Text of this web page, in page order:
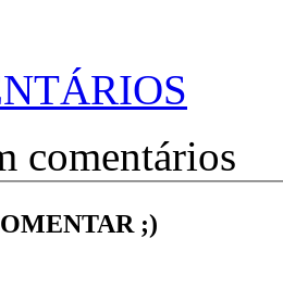
comentários
;)